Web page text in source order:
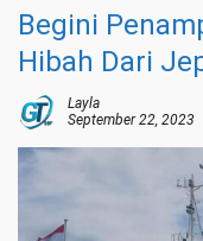
Begini
Hibah Dari
Layla
September 22, 2023